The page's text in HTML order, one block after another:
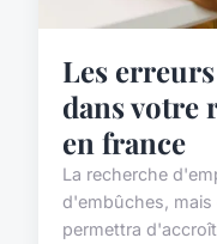
Les
dans votre
en france
La recherche
d'embûches, mais
permettra